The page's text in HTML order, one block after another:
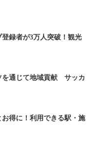
録者が3万人突破！観光
を通じて地域貢献 サッカ
お得に！利用できる駅・施